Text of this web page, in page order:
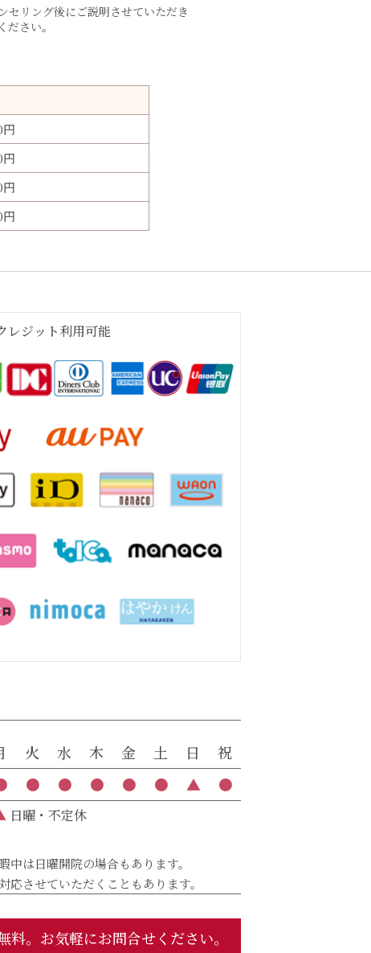
セリング後にご説明させていただき
さい。
レジット利用可能
火 水 木 金 土 日
祝
● ● ● ● ● ▲ ●
日曜・不定休
は日曜開院の場合もあります。
応させていただくこともあります。
。 お気軽にお問合せください。